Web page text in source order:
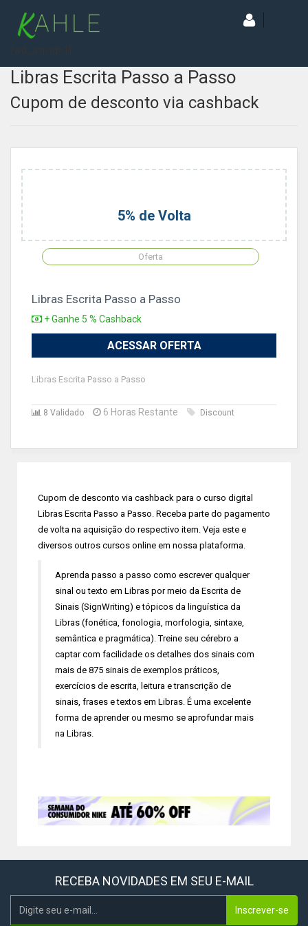
Libras Escrita Passo a Passo
Cupom de desconto via cashback
5% de Volta
Oferta
Libras Escrita Passo a Passo
+ Ganhe 5 % Cashback
ACESSAR OFERTA
Libras Escrita Passo a Passo
8 Validado 6 Horas Restante Discount
Cupom de desconto via cashback para o curso digital
Libras Escrita Passo a Passo. Receba parte do pagamento
de volta na aquisição do respectivo item. Veja este e
diversos outros cursos online em nossa plataforma.
Aprenda passo a passo como escrever qualquer
sinal ou texto em Libras por meio da Escrita de
Sinais (SignWriting) e tópicos da linguística da
Libras (fonética, fonologia, morfologia, sintaxe,
semântica e pragmática). Treine seu cérebro a
captar com facilidade os detalhes dos sinais com
mais de 875 sinais de exemplos práticos,
exercícios de escrita, leitura e transcrição de
sinais, frases e textos em Libras. É uma excelente
forma de aprender ou mesmo se aprofundar mais
na Libras.
RECEBA NOVIDADES EM SEU E-MAIL
Inscrever-se